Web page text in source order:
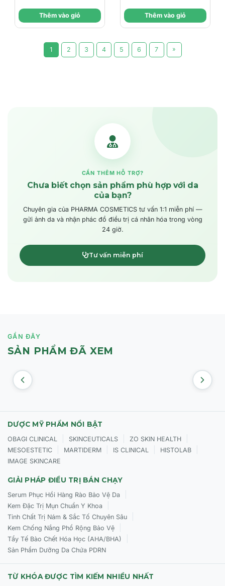
& Săn Chắc - Phục
Hồi Độ Đàn Hồi Của
Da
Thêm vào giỏ
DƯỠNG THỂ CẤP
ẨM 24H & LÀM MỊN
DA NHẠY CẢM
Thêm vào giỏ
1 2 3 4 5 6 7 »
CẦN THÊM HỖ TRỢ?
Chưa biết chọn sản phẩm phù hợp với da
của bạn?
Chuyên gia của PHARMA COSMETICS tư vấn 1:1 miễn phí —
gửi ảnh da và nhận phác đồ điều trị cá nhân hóa trong vòng
24 giờ.
Tư vấn miễn phí
GẦN ĐÂY
SẢN PHẨM ĐÃ XEM
DƯỢC MỸ PHẨM NỔI BẬT
OBAGI CLINICAL SKINCEUTICALS ZO SKIN HEALTH
MESOESTETIC MARTIDERM IS CLINICAL HISTOLAB
IMAGE SKINCARE
GIẢI PHÁP ĐIỀU TRỊ BÁN CHẠY
Serum Phục Hồi Hàng Rào Bảo Vệ Da
Kem Đặc Trị Mụn Chuẩn Y Khoa
Tinh Chất Trị Nám & Sắc Tố Chuyên Sâu
Kem Chống Nắng Phổ Rộng Bảo Vệ
Tẩy Tế Bào Chết Hóa Học (AHA/BHA)
Sản Phẩm Dưỡng Da Chứa PDRN
TỪ KHÓA ĐƯỢC TÌM KIẾM NHIỀU NHẤT